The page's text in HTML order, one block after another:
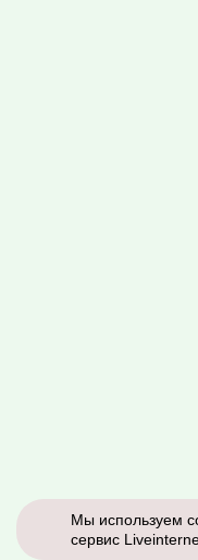
Мы используем
сервис